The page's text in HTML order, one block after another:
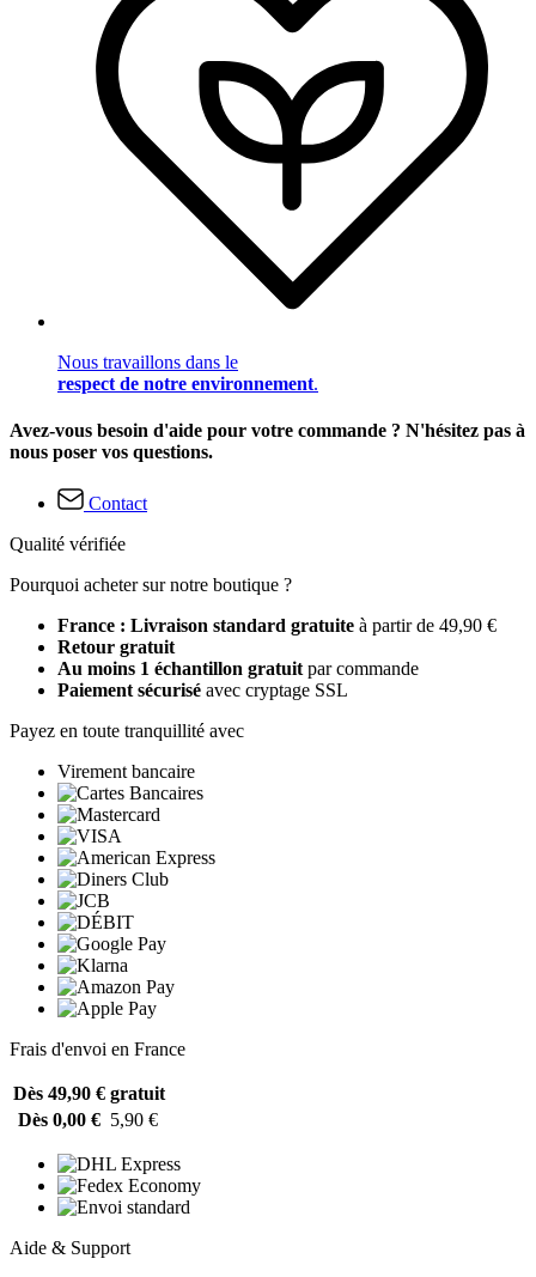
Nous travaillons dans le
respect de notre environnement.
Avez-vous besoin d'aide pour votre commande ? N'hésitez pas à
nous poser vos questions.
Contact
Qualité vérifiée
Pourquoi acheter sur notre boutique ?
France : Livraison standard gratuite à partir de 49,90 €
Retour gratuit
Au moins 1 échantillon gratuit par commande
Paiement sécurisé avec cryptage SSL
Payez en toute tranquillité avec
Virement bancaire
Frais d'envoi en France
Dès 49,90 € gratuit
Dès 0,00 € 5,90 €
Aide & Support